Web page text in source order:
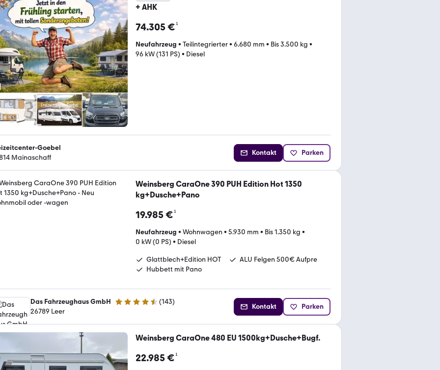
+ AHK
74.305 €¹
Neufahrzeug • Teilintegrierter• 6.680 mm • Bis 3.500 kg •
96 kW (131 PS) • Diesel
Goebel
Mainaschaff
Kontakt Parken
Weinsberg CaraOne 390 PUH Edition Hot 1350
kg+Dusche+Pano
19.985 €¹
Neufahrzeug • Wohnwagen • 5.930 mm • Bis 1.350 kg •
0 kW (0 PS) • Diesel
Glattblech+Edition HOT
ALU Felgen 500€ Aufpre
Hubbett mit Pano
Das Fahrzeughaus GmbH 4.5 Sterne (143)
26789 Leer
Kontakt Parken
Weinsberg CaraOne 480 EU 1500kg+Dusche+Bugf.
22.985 €¹